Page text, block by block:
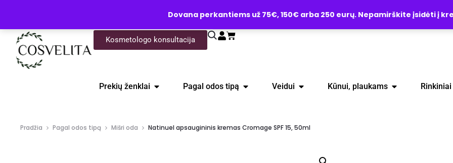
Dovana perkantiems už 75€, 150€ arba 250 eurų. Nepamirškite įsidėti į
Kosmetologo konsultacija
Prekių ženklai Pagal odos tipą Veidui Kūnui, plaukams Rinkiniai
Pradžia Pagal odos tipą Mišri oda Natinuel apsaugininis kremas Cromage SPF 15, 50ml